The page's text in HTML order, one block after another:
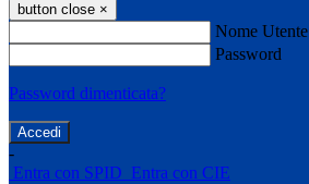
button close ×
Nome Utente
Password
Password dimenticata?
-
Entra con SPID Entra con CIE